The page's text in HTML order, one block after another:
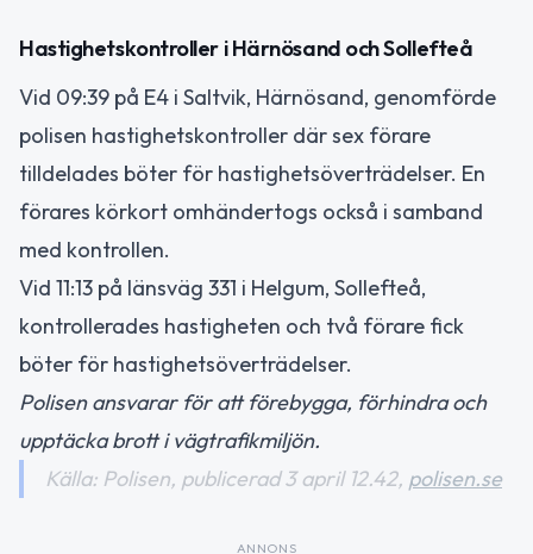
Hastighetskontroller i Härnösand och Sollefteå
Vid 09:39 på E4 i Saltvik, Härnösand, genomförde
polisen hastighetskontroller där sex förare
tilldelades böter för hastighetsöverträdelser. En
förares körkort omhändertogs också i samband
med kontrollen.
Vid 11:13 på länsväg 331 i Helgum, Sollefteå,
kontrollerades hastigheten och två förare fick
böter för hastighetsöverträdelser.
Polisen ansvarar för att förebygga, förhindra och
upptäcka brott i vägtrafikmiljön.
Källa: Polisen, publicerad 3 april 12.42, polisen.se
ANNONS